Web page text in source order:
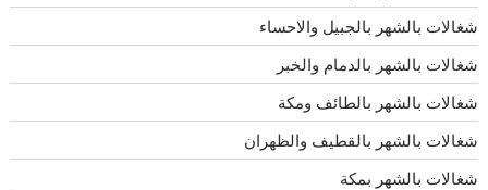
شغالات بالشهر بالجبيل والاحساء
شغالات بالشهر بالدمام والخبر
شغالات بالشهر بالطائف ومكة
شغالات بالشهر بالقطيف والظهران
شغالات بالشهر بمكة